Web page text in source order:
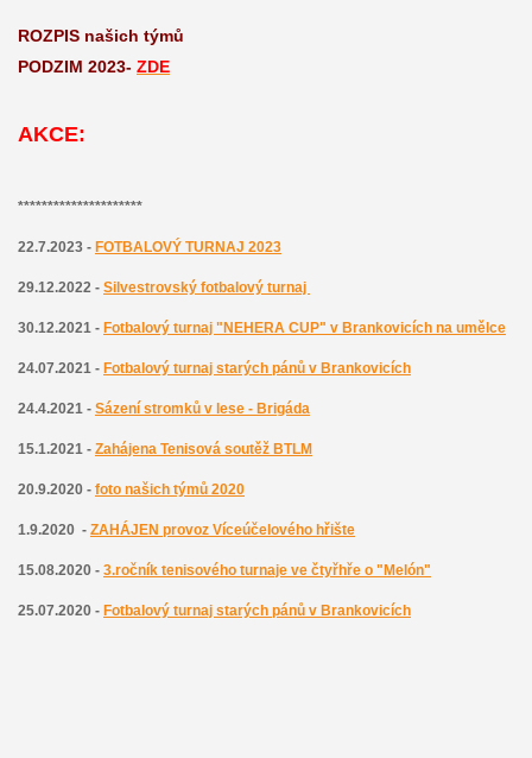
ROZPIS našich týmů
PODZIM 2023- ZDE
AKCE:
*********************
22.7.2023 - FOTBALOVÝ TURNAJ 2023
29.12.2022 - Silvestrovský fotbalový turnaj
30.12.2021 - Fotbalový turnaj "NEHERA CUP" v Brankovicích na umělce
24.07.2021 - Fotbalový turnaj starých pánů v Brankovicích
24.4.2021 - Sázení stromků v lese - Brigáda
15.1.2021 - Zahájena Tenisová soutěž BTLM
20.9.2020 - foto našich týmů 2020
1.9.2020 - ZAHÁJEN provoz Víceúčelového hřište
15.08.2020 - 3.ročník tenisového turnaje ve čtyřhře o "Melón"
25.07.2020 - Fotbalový turnaj starých pánů v Brankovicích